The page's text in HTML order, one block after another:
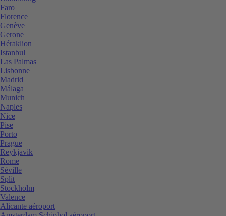
Faro
Florence
Genève
Gerone
Héraklion
Istanbul
Las Palmas
Lisbonne
Madrid
Málaga
Munich
Naples
Nice
Pise
Porto
Prague
Reykjavik
Rome
Séville
Split
Stockholm
Valence
Alicante aéroport